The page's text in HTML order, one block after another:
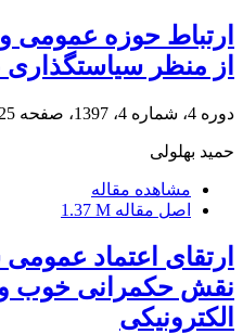
ارتباط حوزه
از منظر
دوره 4، شماره 4، 1397، صفحه 250
حمید بهلولی
مشاهده مقاله
اصل مقاله 1.37 M
ارتقای اعتماد
نقش حکمرانی خوب
الکترونیکی